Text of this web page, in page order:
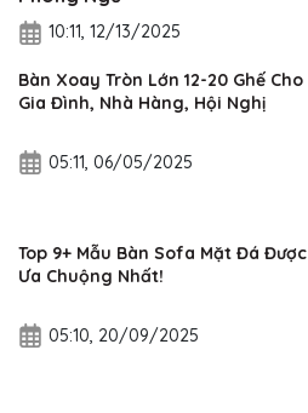
10:11, 12/13/2025
Bàn Xoay Tròn Lớn 12-20 Ghế Cho
Gia Đình, Nhà Hàng, Hội Nghị
05:11, 06/05/2025
Top 9+ Mẫu Bàn Sofa Mặt Đá Được
Ưa Chuộng Nhất!
05:10, 20/09/2025